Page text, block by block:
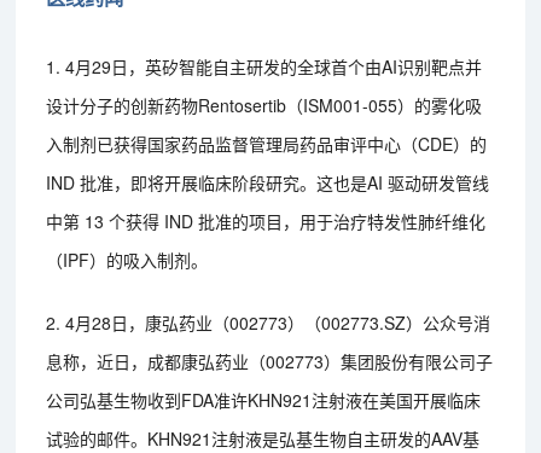
1. 4月29日，英矽智能自主研发的全球首个由AI识别靶点并
设计分子的创新药物Rentosertib（ISM001-055）的雾化吸
入制剂已获得国家药品监督管理局药品审评中心（CDE）的
IND 批准，即将开展临床阶段研究。这也是AI 驱动研发管线
中第 13 个获得 IND 批准的项目，用于治疗特发性肺纤维化
（IPF）的吸入制剂。
2. 4月28日，康弘药业（002773）（002773.SZ）公众号消
息称，近日，成都康弘药业（002773）集团股份有限公司子
公司弘基生物收到FDA准许KHN921注射液在美国开展临床
试验的邮件。KHN921注射液是弘基生物自主研发的AAV基